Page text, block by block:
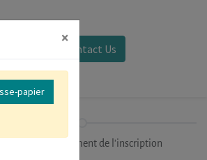
Contact Us
Finalisation/Paiement de l'inscription
×
papier